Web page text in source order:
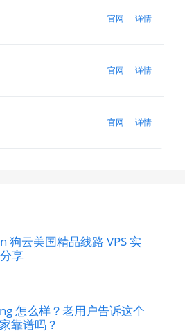
官网 详情
官网 详情
官网 详情
狗云美国精品线路 VPS 实
享
怎么样？老用户告诉这个
靠谱吗？